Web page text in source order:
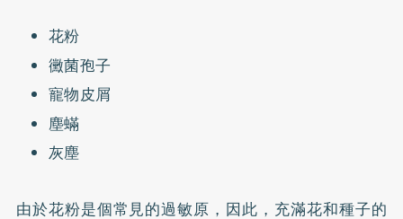
花粉
黴菌孢子
寵物皮屑
塵蟎
灰塵
由於花粉是個常見的過敏原，因此，充滿花和種子的